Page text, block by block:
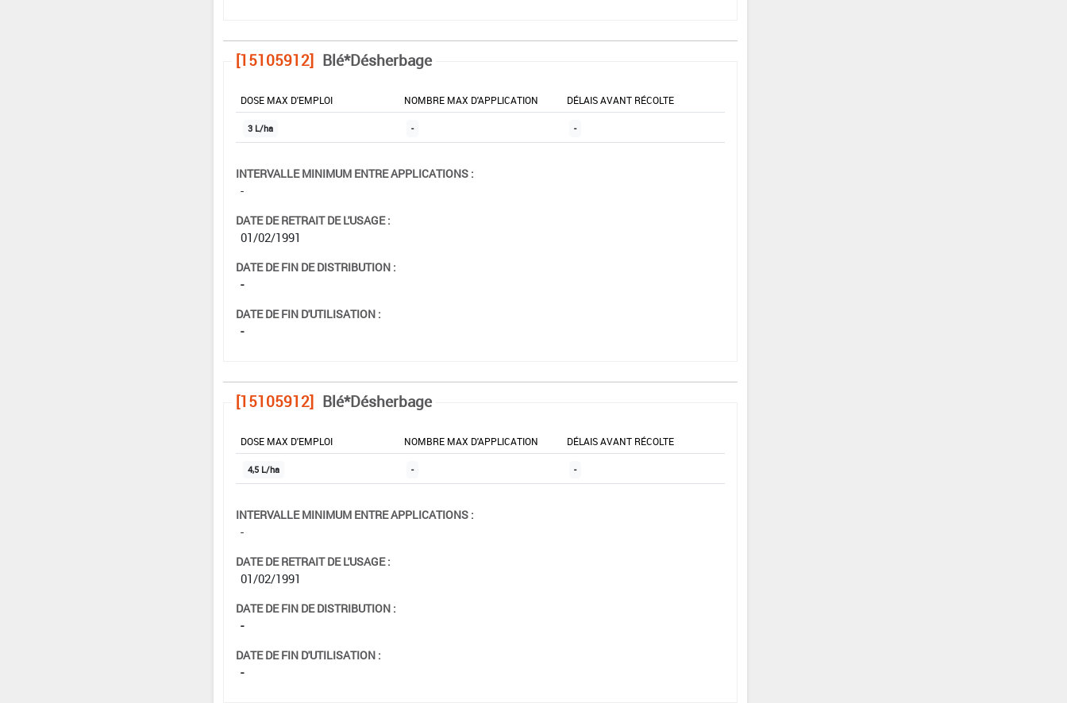
[15105912] Blé*Désherbage
DOSE MAX D'EMPLOI NOMBRE MAX D'APPLICATION DÉLAIS AVANT RÉCOLTE
3 L/ha - -
INTERVALLE MINIMUM ENTRE APPLICATIONS :
-
DATE DE RETRAIT DE L'USAGE :
01/02/1991
DATE DE FIN DE DISTRIBUTION :
-
DATE DE FIN D'UTILISATION :
-
[15105912] Blé*Désherbage
DOSE MAX D'EMPLOI NOMBRE MAX D'APPLICATION DÉLAIS AVANT RÉCOLTE
4,5 L/ha - -
INTERVALLE MINIMUM ENTRE APPLICATIONS :
-
DATE DE RETRAIT DE L'USAGE :
01/02/1991
DATE DE FIN DE DISTRIBUTION :
-
DATE DE FIN D'UTILISATION :
-